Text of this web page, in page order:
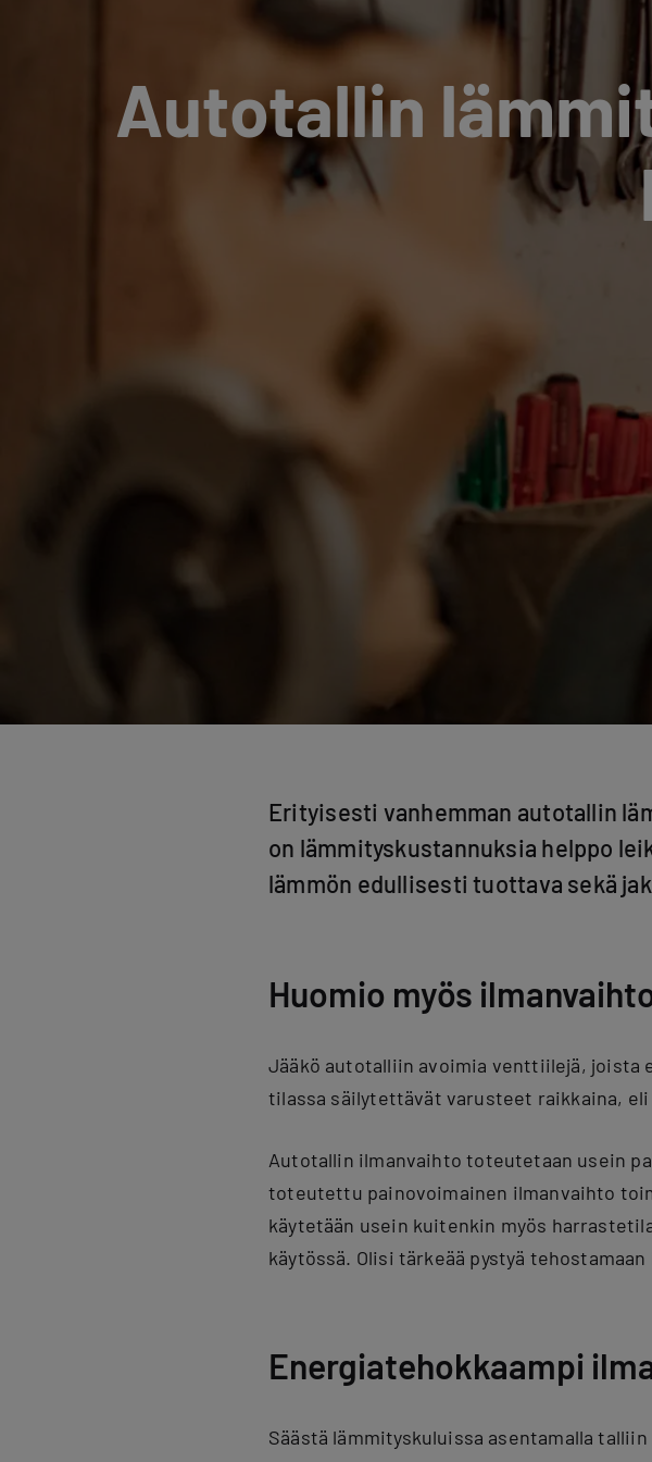
Autotallin
Erityisesti vanhemman autotallin
on lämmityskustannuksia helppo
lämmön edullisesti tuottava sekä
Huomio myös
Jääkö autotalliin avoimia venttiilejä, joista
tilassa säilytettävät varusteet raikkaina,
Autotallin ilmanvaihtototeutetaan usein
toteutettu painovoimainen ilmanvaihto
käytetään usein kuitenkin myös
käytössä. Olisi tärkeää pystyä tehostamaan
Energiatehokkaampi
Säästä lämmityskuluissa asentamalla